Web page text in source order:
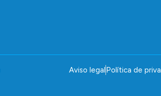
Aviso legal Política de